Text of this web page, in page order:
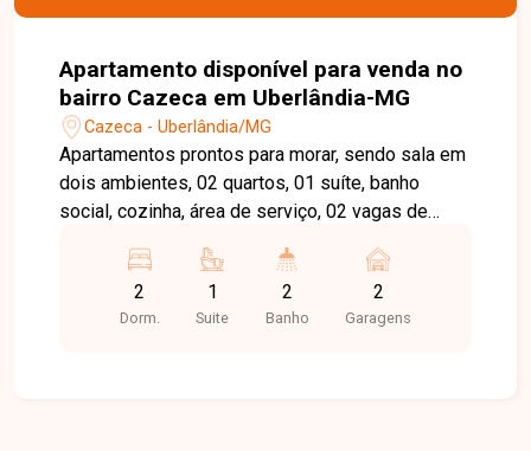
Apartamento disponível para venda no
bairro Cazeca em Uberlândia-MG
Cazeca - Uberlândia/MG
Apartamentos prontos para morar, sendo sala em
dois ambientes, 02 quartos, 01 suíte, banho
social, cozinha, área de serviço, 02 vagas de
mesmo uma visita e venha conhecer
pessoalmente todos os detalhes deste incrível
imóvel. Estamos à disposição para esclarecer
2
Dorm.
1
Suite
2
Banho
2
Garagens